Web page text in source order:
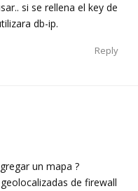
si se rellena el key de
db-ip.
Reply
un mapa ?
de firewall